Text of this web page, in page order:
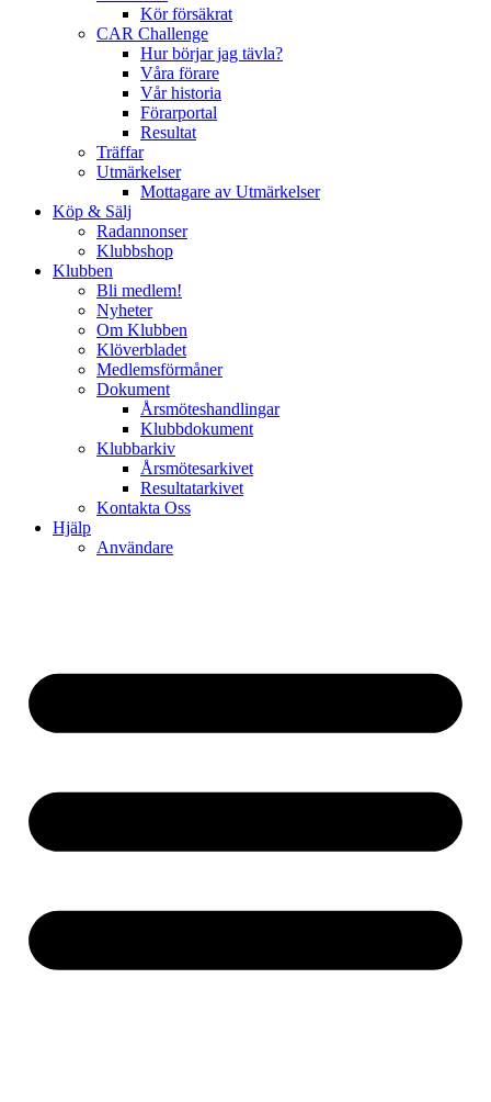
Kör försäkrat
CAR Challenge
Hur börjar jag tävla?
Våra förare
Vår historia
Förarportal
Resultat
Träffar
Utmärkelser
Mottagare av Utmärkelser
Köp & Sälj
Radannonser
Klubbshop
Klubben
Bli medlem!
Nyheter
Om Klubben
Klöverbladet
Medlemsförmåner
Dokument
Årsmöteshandlingar
Klubbdokument
Klubbarkiv
Årsmötesarkivet
Resultatarkivet
Kontakta Oss
Hjälp
Användare